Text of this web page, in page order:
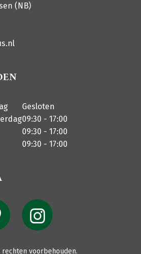
(NB)
Gesloten
09:30 - 17:00
09:30 - 17:00
09:30 - 17:00
rechten voorbehouden.